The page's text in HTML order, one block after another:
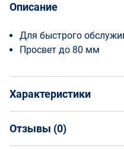
Описание
Для быстрого
Просвет до 80 мм
Характеристики
Общая информация
Отзывы (0)